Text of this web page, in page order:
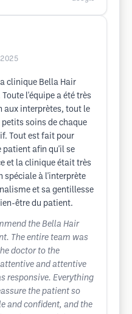
clinique Bella Hair
l'équipe a été très
aux interprètes, tout le
soins de chaque
Tout est fait pour
patient afin qu'il se
et la clinique était très
spéciale à l'interprète
et sa gentillesse
être du patient.
the Bella Hair
The entire team was
doctor to the
and attentive
responsive. Everything
the patient so
and confident, and the